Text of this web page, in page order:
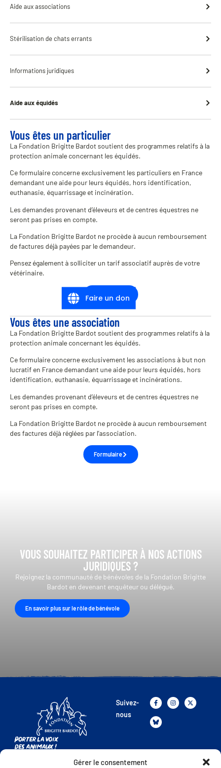
Gérer le consentement
Aide aux associations
Stérilisation de chats errants
Informations juridiques
Aide aux équidés
Vous êtes un particulier
La Fondation Brigitte Bardot soutient des programmes relatifs à la
protection animale concernant les équidés.
Ce formulaire concerne exclusivement les particuliers en France
demandant une aide pour leurs équidés, hors identification,
euthanasie, équarrissage et incinération.
Les demandes provenant d’éleveurs et de centres équestres ne
seront pas prises en compte.
La Fondation Brigitte Bardot ne procède à aucun remboursement
de factures déjà payées par le demandeur.
Pensez également à solliciter un tarif associatif auprès de votre
vétérinaire.
Formulaire
Vous êtes une association
La Fondation Brigitte Bardot soutient des programmes relatifs à la
protection animale concernant les équidés.
Ce formulaire concerne exclusivement les associations à but non
lucratif en France demandant une aide pour leurs équidés, hors
identification, euthanasie, équarrissage et incinérations.
Les demandes provenant d’éleveurs et de centres équestres ne
seront pas prises en compte.
La Fondation Brigitte Bardot ne procède à aucun remboursement
des factures déjà réglées par l’association.
Formulaire
VOUS SOUHAITEZ PARTICIPER À NOS ACTIONS
JURIDIQUES ?
Rejoignez la communauté de bénévoles de la Fondation Brigitte
Bardot en devenant enquêteur ou délégué.
En savoir plus sur le rôle de bénévole
Porter la voix
des animaux !
Suivez-
nous
Faire un don